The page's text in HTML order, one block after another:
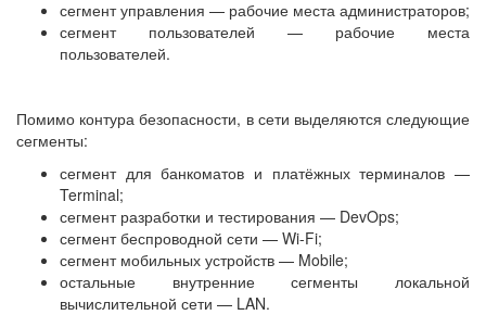
сегмент управления — рабочие места администраторов;
сегмент пользователей — рабочие места
пользователей.
Помимо контура безопасности, в сети выделяются следующие
сегменты:
сегмент для банкоматов и платёжных терминалов —
Terminal;
сегмент разработки и тестирования — DevOps;
сегмент беспроводной сети — Wi-Fi;
сегмент мобильных устройств — Mobile;
остальные внутренние сегменты локальной
вычислительной сети — LAN.